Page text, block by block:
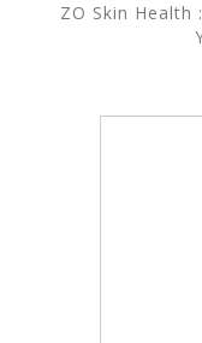
ZO Skin Health